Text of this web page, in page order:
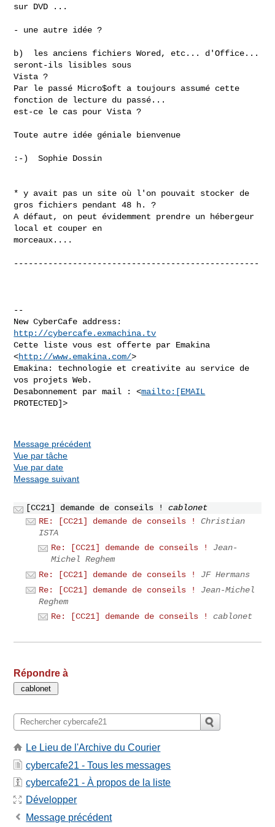
sur DVD ...
- une autre idée ?
b)  les anciens fichiers Wored, etc... d'Office...
seront-ils lisibles sous
Vista ?
Par le passé Micro$oft a toujours assumé cette
fonction de lecture du passé...
est-ce le cas pour Vista ?
Toute autre idée géniale bienvenue
:-)  Sophie Dossin
* y avait pas un site où l'on pouvait stocker de
gros fichiers pendant 48 h. ?
A défaut, on peut évidemment prendre un hébergeur
local et couper en
morceaux....
--------------------------------------------------
--
http://cybercafe.exmachina.tv
Cette liste vous est offerte par Emakina
<http://www.emakina.com/>
Emakina: technologie et creativite au service de
vos projets Web.
Desabonnement par mail : <mailto:[EMAIL
PROTECTED]>
Message précédent
Vue par tâche
Vue par date
Message suivant
[CC21] demande de conseils !
cablonet
RE: [CC21] demande de conseils !
Christian
ISTA
Re: [CC21] demande de conseils !
Jean-
Michel Reghem
Re: [CC21] demande de conseils !
JF Hermans
Re: [CC21] demande de conseils !
Jean-Michel
Reghem
Re: [CC21] demande de conseils !
cablonet
Répondre à
Le Lieu de l'Archive du Courier
cybercafe21 - Tous les messages
cybercafe21 - À propos de la liste
Développer
Message précédent